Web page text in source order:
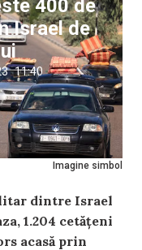
Imagine simbol
400 de
Israel de
11:40
dintre Israel
1.204 cetățeni
acasă prin